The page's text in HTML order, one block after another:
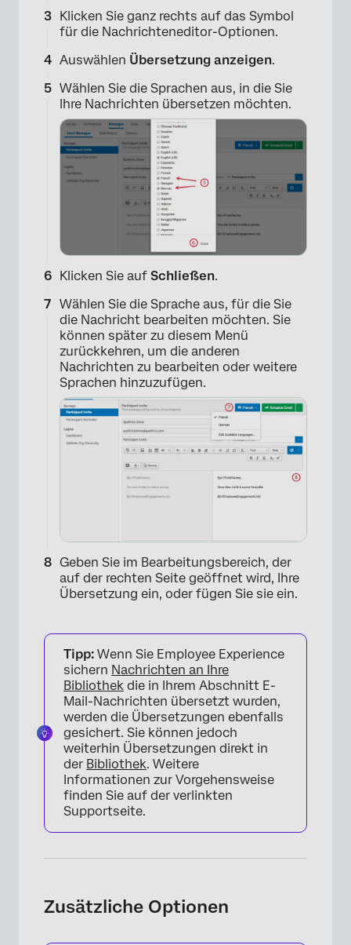
Klicken Sie ganz rechts auf das Symbol
für die Nachrichteneditor-Optionen.
Auswählen Übersetzung anzeigen.
Wählen Sie die Sprachen aus, in die Sie
Ihre Nachrichten übersetzen möchten.
Klicken Sie auf Schließen.
Wählen Sie die Sprache aus, für die Sie
die Nachricht bearbeiten möchten. Sie
können später zu diesem Menü
zurückkehren, um die anderen
Nachrichten zu bearbeiten oder weitere
Sprachen hinzuzufügen.
Geben Sie im Bearbeitungsbereich, der
auf der rechten Seite geöffnet wird, Ihre
Übersetzung ein, oder fügen Sie sie ein.
Tipp: Wenn Sie Employee Experience
sichern Nachrichten an Ihre
Bibliothek die in Ihrem Abschnitt E-
Mail-Nachrichten übersetzt wurden,
werden die Übersetzungen ebenfalls
gesichert. Sie können jedoch
weiterhin Übersetzungen direkt in
der Bibliothek. Weitere
Informationen zur Vorgehensweise
finden Sie auf der verlinkten
Supportseite.
Zusätzliche Optionen